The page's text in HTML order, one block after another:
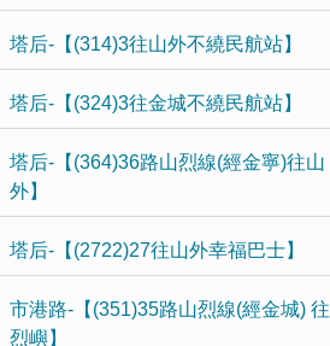
塔后-【(314)3往山外不繞民航站】
塔后-【(324)3往金城不繞民航站】
塔后-【(364)36路山烈線(經金寧)往山
外】
塔后-【(2722)27往山外幸福巴士】
市港路-【(351)35路山烈線(經金城) 往
烈嶼】